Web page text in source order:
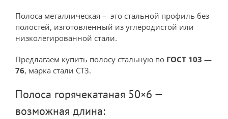
Полоса металлическая – это стальной профиль без
полостей, изготовленный из углеродистой или
низколегированной стали.
Предлагаем купить полосу стальную по ГОСТ 103 —
76, марка стали СТ3.
Полоса горячекатаная 50×6 —
возможная длина: